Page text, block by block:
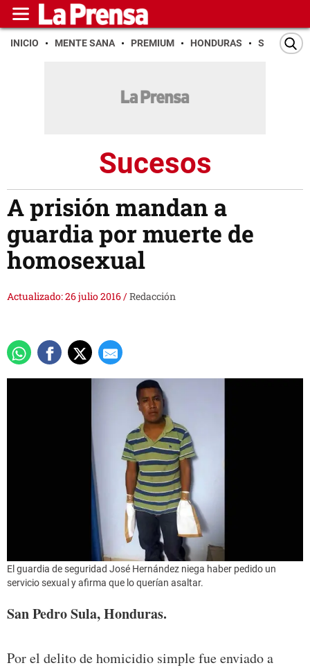
INICIO MENTE SANA PREMIUM HONDURAS SAN PEDRO
Sucesos
A prisión mandan a
guardia por muerte de
homosexual
Actualizado: 26 julio 2016/Redacción
El guardia de seguridad José Hernández niega haber pedido un
servicio sexual y afirma que lo querían asaltar.
San Pedro Sula, Honduras.
Por el delito de homicidio simple fue enviado a